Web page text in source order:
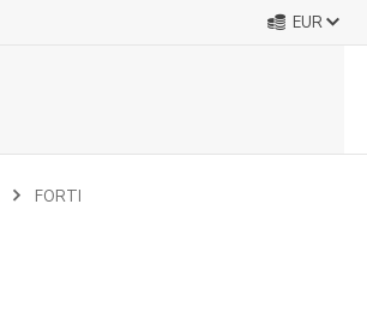
EUR
FORTI